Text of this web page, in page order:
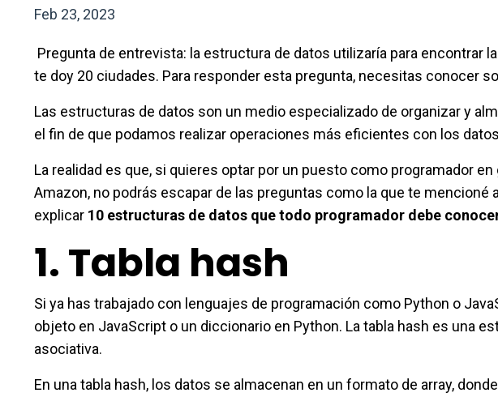
Feb 23, 2023
Pregunta de entrevista: la estructura de datos utilizaría para encontrar
te doy 20 ciudades. Para responder esta pregunta, necesitas conocer
Las estructuras de datos son un medio especializado de organizar y
el fin de que podamos realizar operaciones más eficientes con los
La realidad es que, si quieres optar por un puesto como programador
Amazon, no podrás escapar de las preguntas como la que te mencioné
explicar 10 estructuras de datos que todo programador debe
1. Tabla hash
Si ya has trabajado con lenguajes de programación como Python o
objeto en JavaScript o un diccionario en Python. La tabla hash es una
asociativa.
En una tabla hash, los datos se almacenan en un formato de array,